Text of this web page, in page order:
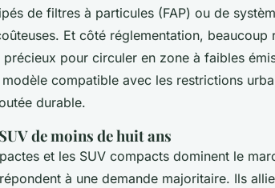
de filtres à particules (FAP) ou de
Et côté réglementation, beaucoup
précieux pour circuler en zone à faibles
compatible avec les restrictions
durable.
de moins de huit ans
et les SUV compacts dominent le
à une demande majoritaire. Ils